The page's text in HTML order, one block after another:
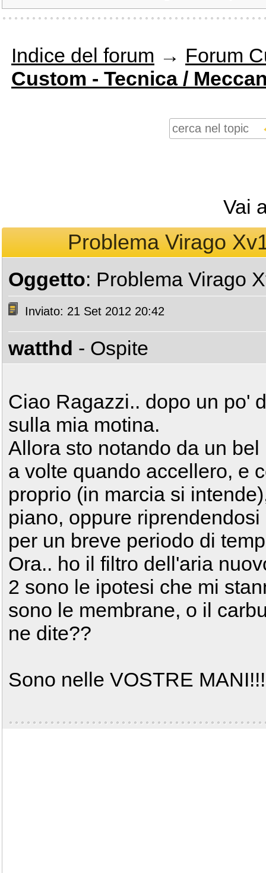
Indice del forum → Forum
Custom - Tecnica /
Vai
Problema Virago
Oggetto: Problema Virago
Inviato: 21 Set 2012 20:42
watthd - Ospite
Ciao Ragazzi.. dopo un po'
sulla mia motina.
Allora sto notando da un
a volte quando accellero, e
proprio (in marcia si
piano, oppure
per un breve periodo di
Ora.. ho il filtro dell'aria
2 sono le ipotesi che mi
sono le membrane, o il
ne dite??
Sono nelle VOSTRE